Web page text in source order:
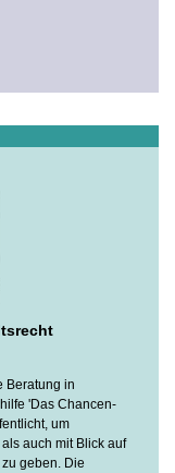
Beratung in
'Das Chancen-
um
auch mit Blick auf
geben. Die